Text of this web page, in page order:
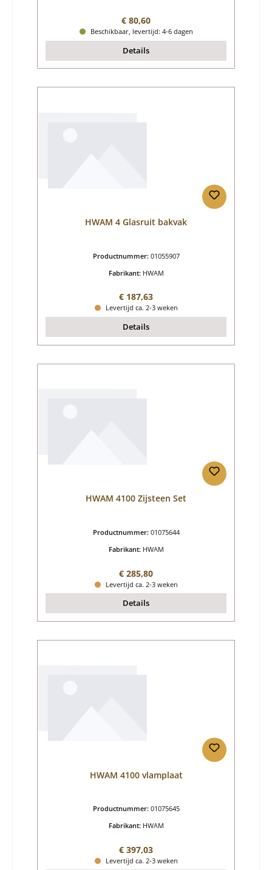
Normale prijs:
€ 80,60
Beschikbaar, levertijd: 4-6 dagen
Details
HWAM 4 Glasruit bakvak
Productnummer: 01055907
Fabrikant: HWAM
Normale prijs:
€ 187,63
Levertijd ca. 2-3 weken
Details
HWAM 4100 Zijsteen Set
Productnummer: 01075644
Fabrikant: HWAM
Normale prijs:
€ 285,80
Levertijd ca. 2-3 weken
Details
HWAM 4100 vlamplaat
Productnummer: 01075645
Fabrikant: HWAM
Normale prijs:
€ 397,03
Levertijd ca. 2-3 weken